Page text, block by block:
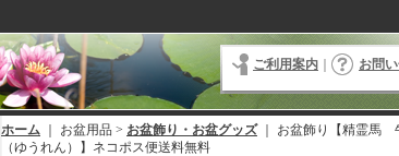
ご利用案内 お問
ホーム ｜ お盆用品 > お盆飾り・お盆グッズ｜ お盆飾り【精霊馬
（ゆうれん）】ネコポス便送料無料